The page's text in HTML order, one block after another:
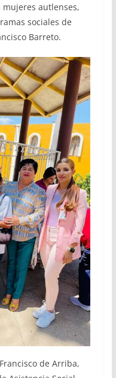
mujeres autlenses,
sociales de
Barreto.
de Arriba,